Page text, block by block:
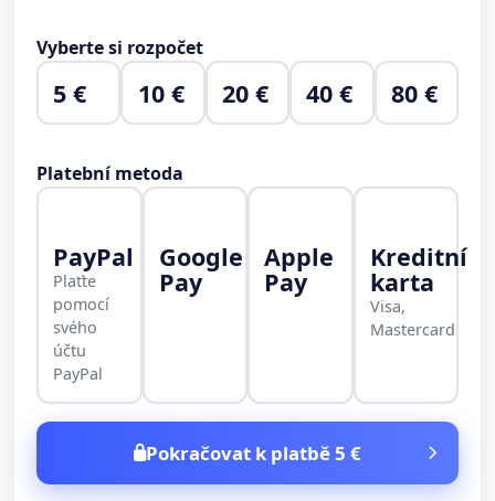
Vyberte si rozpočet
5 € 10 € 20 € 40 € 80 €
Platební metoda
PayPal
Plaťte
pomocí
svého
účtu
PayPal
Google
Pay
Apple
Pay
Kreditní
karta
Visa,
Mastercard
Pokračovat k platbě 5 €